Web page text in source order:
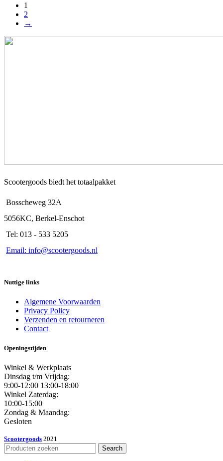
1
2
→
Scootergoods biedt het totaalpakket
Bosscheweg 32A
5056KC, Berkel-Enschot
Tel: 013 - 533 5205
Email: info@scootergoods.nl
Nuttige links
Algemene Voorwaarden
Privacy Policy
Verzenden en retourneren
Contact
Openingstijden
Winkel & Werkplaats
Dinsdag t/m Vrijdag:
9:00-12:00 13:00-18:00
Winkel Zaterdag:
10:00-15:00
Zondag & Maandag:
Gesloten
Scootergoods 2021
Search